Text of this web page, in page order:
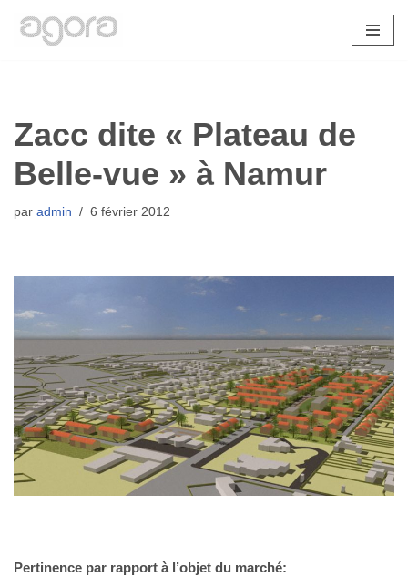
Zacc dite « Plateau de
Belle-vue » à Namur
par admin 6 février 2012
Pertinence par rapport à l’objet du marché: